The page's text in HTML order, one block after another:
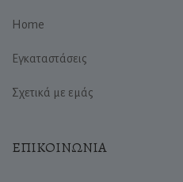
Home
Εγκαταστάσεις
Σχετικά με εμάς
ΕΠΙΚΟΙΝΩΝΙΑ